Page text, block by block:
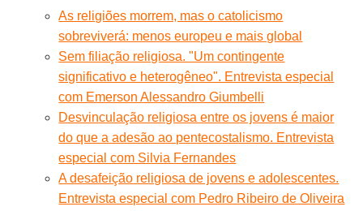
As religiões morrem, mas o catolicismo
sobreviverá: menos europeu e mais global
Sem filiação religiosa. "Um contingente
significativo e heterogêneo". Entrevista especial
com Emerson Alessandro Giumbelli
Desvinculação religiosa entre os jovens é maior
do que a adesão ao pentecostalismo. Entrevista
especial com Silvia Fernandes
A desafeição religiosa de jovens e adolescentes.
Entrevista especial com Pedro Ribeiro de Oliveira